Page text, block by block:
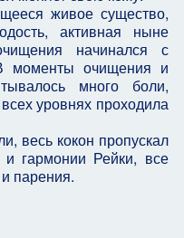
живое существо,
активная ныне
начинался с
моменты очищения и
много боли,
уровнях проходила
весь кокон пропускал
гармонии Рейки, все
парения.